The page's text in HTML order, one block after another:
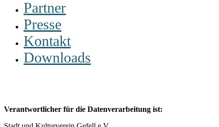
Partner
Presse
Kontakt
Downloads
Verantwortlicher für die Datenverarbeitung ist: